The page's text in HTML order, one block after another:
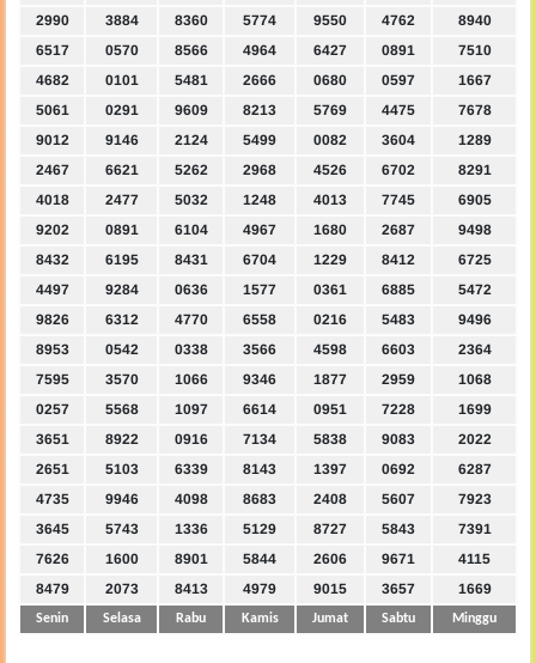
2990
3884 8360 5774 9550 4762
8940
6517
0570 8566 4964 6427 0891
7510
4682
0101 5481 2666 0680 0597
1667
5061
0291 9609 8213 5769 4475
7678
9012
9146 2124 5499 0082 3604
1289
2467
6621 5262 2968 4526 6702
8291
4018
2477 5032 1248 4013 7745
6905
9202
0891 6104 4967 1680 2687
9498
8432
6195 8431 6704 1229 8412
6725
4497
9284 0636 1577 0361 6885
5472
9826
6312 4770 6558 0216 5483
9496
8953
0542 0338 3566 4598 6603
2364
7595
3570 1066 9346 1877 2959
1068
0257
5568 1097 6614 0951 7228
1699
3651
8922 0916 7134 5838 9083
2022
2651
5103 6339 8143 1397 0692
6287
4735
9946 4098 8683 2408 5607
7923
3645
5743 1336 5129 8727 5843
7391
7626
1600 8901 5844 2606 9671
4115
8479
2073 8413 4979 9015 3657 1669
Senin Selasa Rabu Kamis Jumat Sabtu Minggu